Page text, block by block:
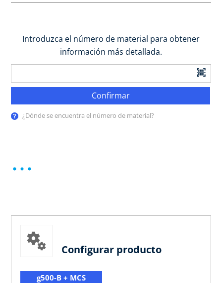
Introduzca el número de material para obtener
información más detallada.
Confirmar
¿Dónde se encuentra el número de material?
Configurar producto
g500-B + MCS